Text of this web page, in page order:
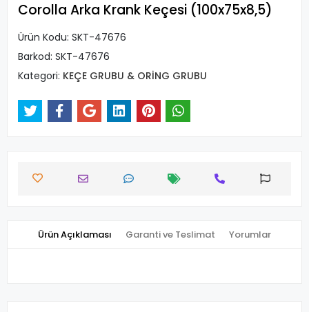
Corolla Arka Krank Keçesi (100x75x8,5)
Ürün Kodu: SKT-47676
Barkod: SKT-47676
Kategori: KEÇE GRUBU & ORİNG GRUBU
Ürün Açıklaması Garanti ve Teslimat Yorumlar